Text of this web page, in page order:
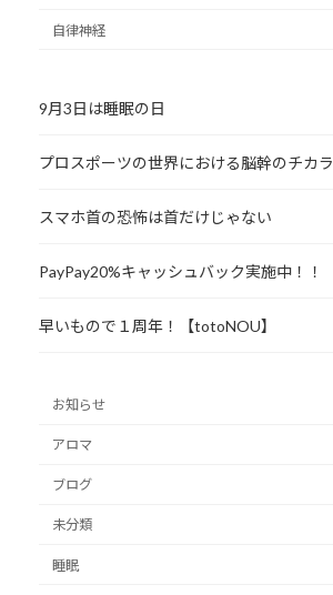
自律神経
9月3日は睡眠の日
プロスポーツの世界における脳幹のチカラ
スマホ首の恐怖は首だけじゃない
PayPay20%キャッシュバック実施中！！
早いもので１周年！【totoNOU】
お知らせ
アロマ
ブログ
未分類
睡眠